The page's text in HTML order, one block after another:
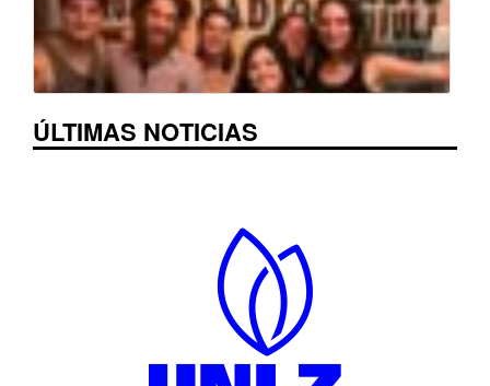
ÚLTIMAS NOTICIAS